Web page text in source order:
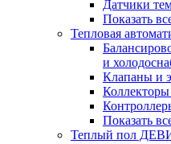
Датчики
Показать
Тепловая
и
Клапаны и
Показать
Теплый пол